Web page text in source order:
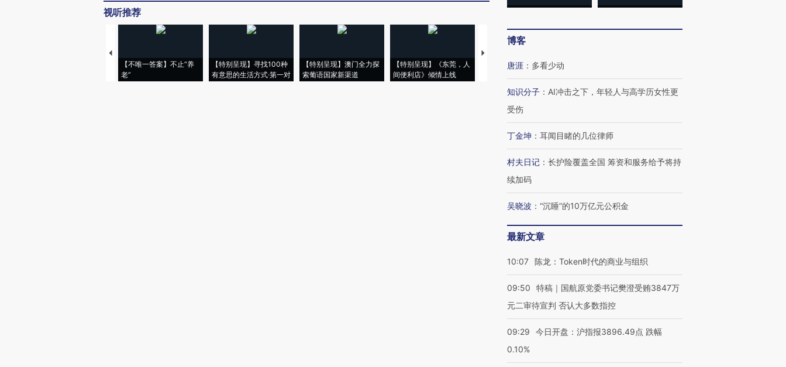
视听推荐
【不唯一答案】不止“养
老”
【特别呈现】寻找100种
有意思的生活方式·第一对
【特别呈现】澳门全力探
索葡语国家新渠道
【特别呈现】《东莞，人
间便利店》倾情上线
【推广】走进第四届链博
会，让数智科技“链”接产
博客
唐涯 ： 多看少动
知识分子 ： AI冲击之下，年轻人与高学历女性更
受伤
丁金坤 ： 耳闻目睹的几位律师
村夫日记 ： 长护险覆盖全国 筹资和服务给予将持
续加码
吴晓波 ： “沉睡”的10万亿元公积金
最新文章
10:07 陈龙：Token时代的商业与组织
09:50
特稿｜国航原党委书记樊澄受贿3847万
元二审待宣判 否认大多数指控
09:29
今日开盘：沪指报3896.49点 跌幅
0.10%